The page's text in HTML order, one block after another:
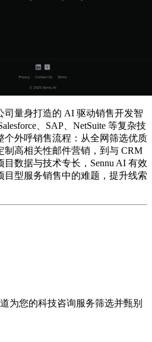
司量身打造的 AI 驱动销售开发智
、SAP、NetSuite 等复杂技
个外呼销售流程：从全网筛选优质
制高相关性邮件营销，到与 CRM
数据与技术专长，Sennu AI 有效
目型服务销售中的难题，提升线索
为您的科技咨询服务筛选并甄别